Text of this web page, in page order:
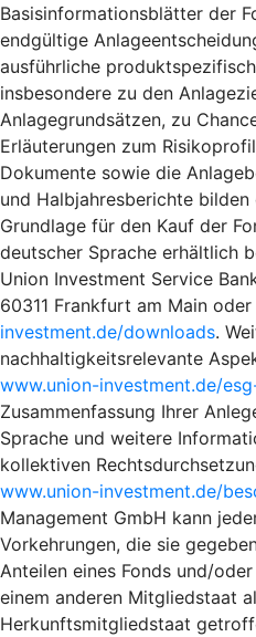
Basisinformationsblätter der
endgültige
ausführliche
insbesondere zu den
Anlagegrundsätzen, zu
Erläuterungen zum
Dokumente sowie die
und Halbjahresberichte
Grundlage für den Kauf der
deutscher Sprache erhältlich
Union Investment Service
60311 Frankfurt am Main
investment.de/downloads.
nachhaltigkeitsrelevante
www.union-investment.de/
Zusammenfassung Ihrer
Sprache und weitere
kollektiven
www.union-investment.de/
Management GmbH kann
Vorkehrungen, die sie
Anteilen eines Fonds und/
einem anderen Mitgliedstaat
Herkunftsmitgliedstaat